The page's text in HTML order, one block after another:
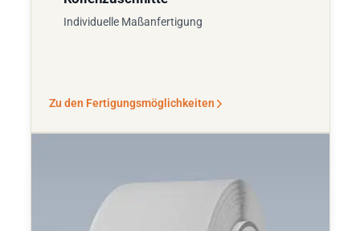
Individuelle Maßanfertigung
Zu den Fertigungsmöglichkeiten